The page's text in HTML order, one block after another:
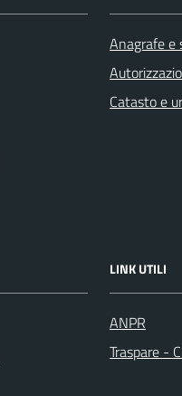
Anagrafe e
Catasto e
LINK UTILI
ANPR
Traspare -